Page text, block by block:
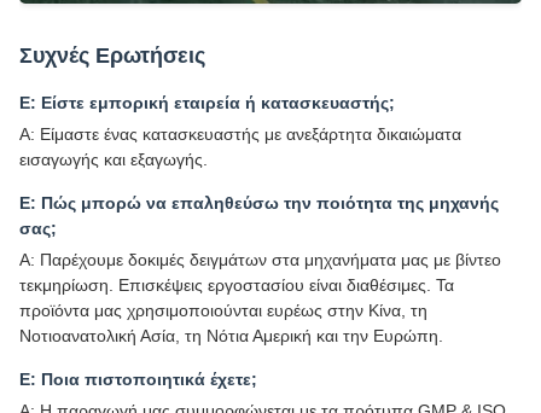
Συχνές Ερωτήσεις
Ε: Είστε εμπορική εταιρεία ή κατασκευαστής;
Α: Είμαστε ένας κατασκευαστής με ανεξάρτητα δικαιώματα
εισαγωγής και εξαγωγής.
Ε: Πώς μπορώ να επαληθεύσω την ποιότητα της μηχανής
σας;
Α: Παρέχουμε δοκιμές δειγμάτων στα μηχανήματα μας με βίντεο
τεκμηρίωση. Επισκέψεις εργοστασίου είναι διαθέσιμες. Τα
προϊόντα μας χρησιμοποιούνται ευρέως στην Κίνα, τη
Νοτιοανατολική Ασία, τη Νότια Αμερική και την Ευρώπη.
Ε: Ποια πιστοποιητικά έχετε;